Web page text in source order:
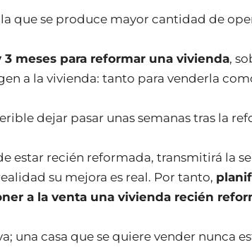
que se produce mayor cantidad de
meses para reformar una vivienda,
a la vivienda: tanto para venderla
dejar pasar unas semanas tras la
estar recién reformada, transmitirá la
su mejora es real. Por tanto,
a la venta una vivienda recién
una casa que se quiere vender nunca